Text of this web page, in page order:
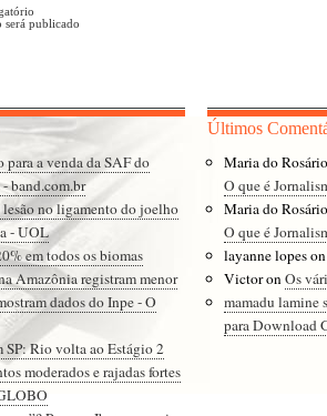
publicado
para a venda da SAF do
band.com.br
no ligamento do joelho
- UOL
em todos os biomas
Amazônia registram menor
dados do Inpe - O
SP: Rio volta ao Estágio 2
moderados e rajadas fortes
Últimos
Maria do
O que é
Maria do
O que é
layanne lopes
VictoronOs
mamadu lamine
para Download